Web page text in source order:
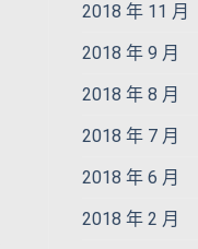
2018 年 11 月
2018 年 9 月
2018 年 8 月
2018 年 7 月
2018 年 6 月
2018 年 2 月